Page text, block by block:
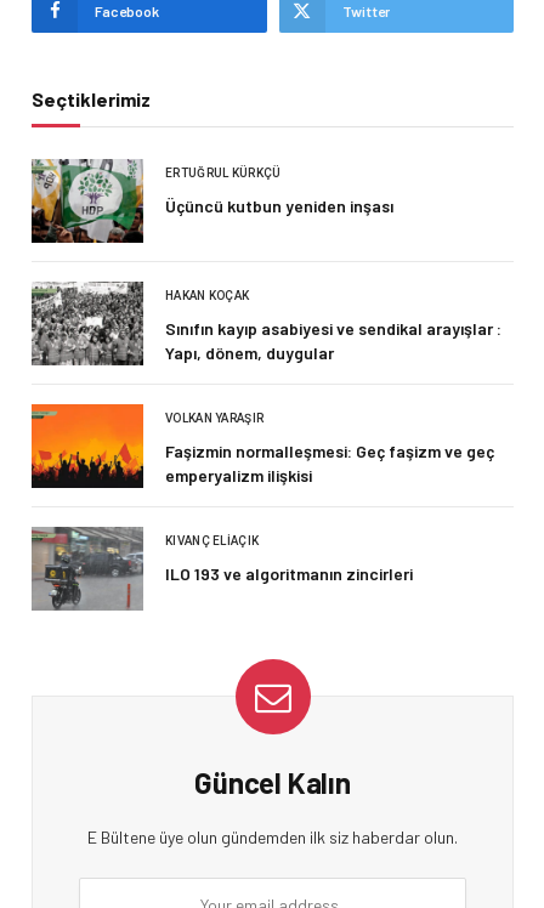
Facebook Twitter
Seçtiklerimiz
ERTUĞRUL KÜRKÇÜ
Üçüncü kutbun yeniden inşası
HAKAN KOÇAK
Sınıfın kayıp asabiyesi ve sendikal arayışlar :
Yapı, dönem, duygular
VOLKAN YARAŞIR
Faşizmin normalleşmesi: Geç faşizm ve geç
emperyalizm ilişkisi
KIVANÇ ELIAÇIK
ILO 193 ve algoritmanın zincirleri
Güncel Kalın
E Bültene üye olun gündemden ilk siz haberdar olun.